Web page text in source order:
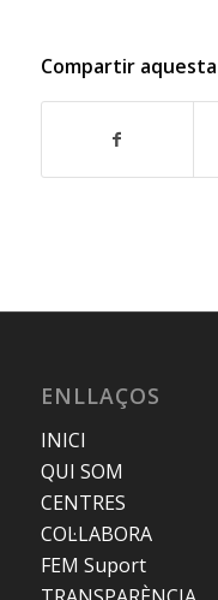
Compartir
ENLLAÇOS
INICI
QUI SOM
CENTRES
COL·LABORA
FEM Suport